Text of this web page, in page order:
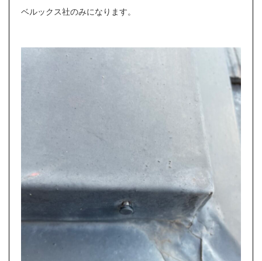
ベルックス社のみになります。